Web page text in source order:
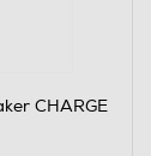
CHARGE